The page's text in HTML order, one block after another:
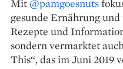
Mit @pamgoesnuts
gesunde Ernährung
Rezepte und
sondern vermarktet
This“, das im Juni 2019